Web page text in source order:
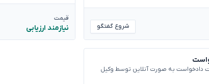
شروع گفتگو
قیمت
نیازمند ارزیابی
دادخواست به صورت آنلاین توسط وکیل